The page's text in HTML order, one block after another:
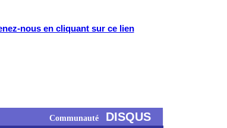
nous en cliquant sur ce lien
Communauté DISQUS